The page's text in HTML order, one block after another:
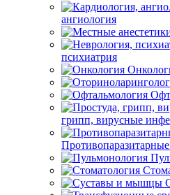
ангиология
психиатрия
грипп, вирусные
Противопаразитарные